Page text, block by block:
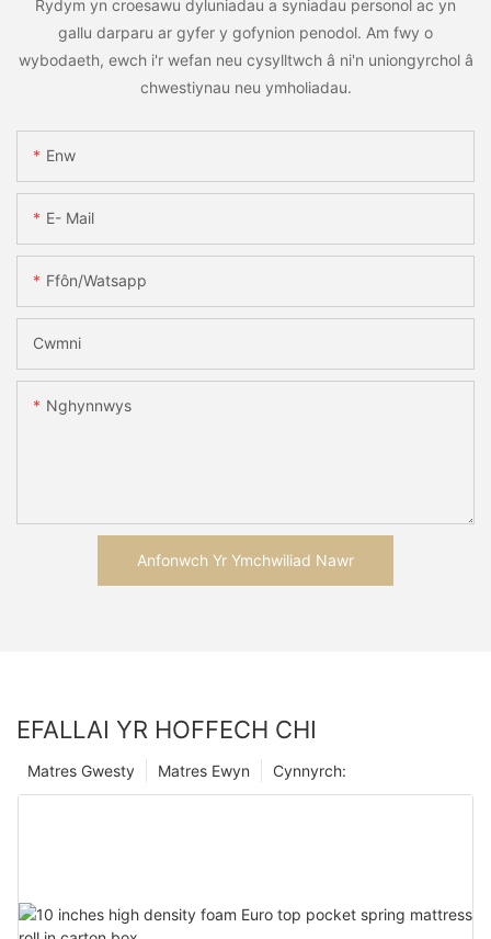
Rydym yn croesawu dyluniadau a syniadau personol ac yn
gallu darparu ar gyfer y gofynion penodol. Am fwy o
wybodaeth, ewch i'r wefan neu cysylltwch â ni'n uniongyrchol â
chwestiynau neu ymholiadau.
Enw
E- Mail
Ffôn/watsapp
Cwmni
Nghynnwys
Anfonwch Yr Ymchwiliad Nawr
EFALLAI YR HOFFECH CHI
Cynnyrch:
Matres Ewyn
Matres Gwesty